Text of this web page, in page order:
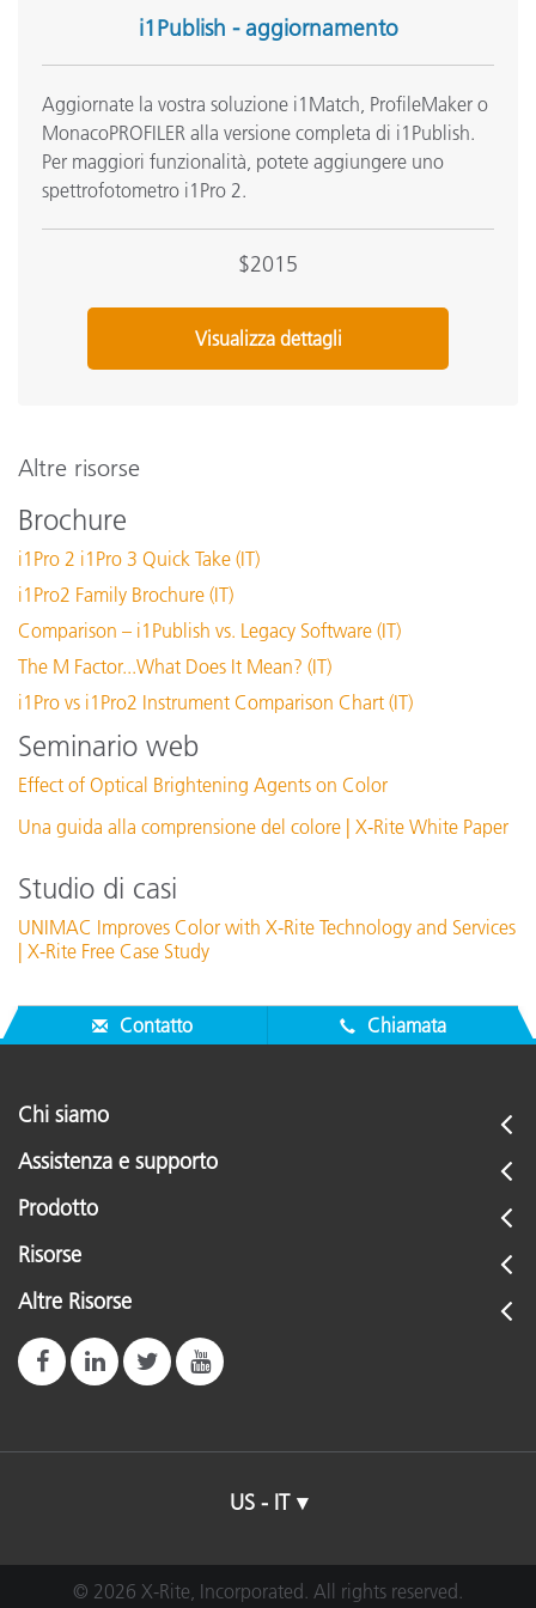
i1Publish - aggiornamento
Aggiornate la vostra soluzione i1Match, ProfileMaker o
MonacoPROFILER alla versione completa di i1Publish.
Per maggiori funzionalità, potete aggiungere uno
spettrofotometro i1Pro 2.
$2015
Visualizza dettagli
Altre risorse
Brochure
i1Pro 2 i1Pro 3 Quick Take (IT)
i1Pro2 Family Brochure (IT)
Comparison – i1Publish vs. Legacy Software (IT)
The M Factor...What Does It Mean? (IT)
i1Pro vs i1Pro2 Instrument Comparison Chart (IT)
Seminario web
Effect of Optical Brightening Agents on Color
Una guida alla comprensione del colore | X-Rite White Paper
Studio di casi
UNIMAC Improves Color with X-Rite Technology and Services
| X-Rite Free Case Study
Contatto Chiamata
Chi siamo
Assistenza e supporto
Prodotto
Risorse
Altre Risorse
US - IT
© 2026 X-Rite, Incorporated. All rights reserved.